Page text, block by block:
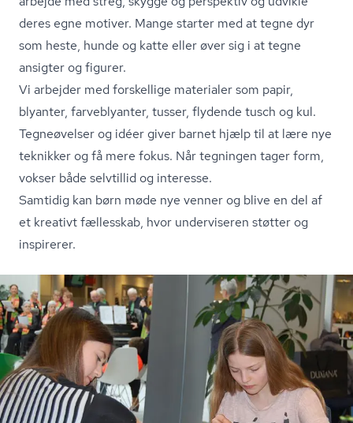
deres egne motiver. Mange starter med at tegne dyr
som heste, hunde og katte eller øver sig i at tegne
ansigter og figurer.
Vi arbejder med forskellige materialer som papir,
blyanter, farveblyanter, tusser, flydende tusch og kul.
Tegneøvelser og idéer giver barnet hjælp til at lære nye
teknikker og få mere fokus. Når tegningen tager form,
vokser både selvtillid og interesse.
Samtidig kan børn møde nye venner og blive en del af
et kreativt fællesskab, hvor underviseren støtter og
inspirerer.